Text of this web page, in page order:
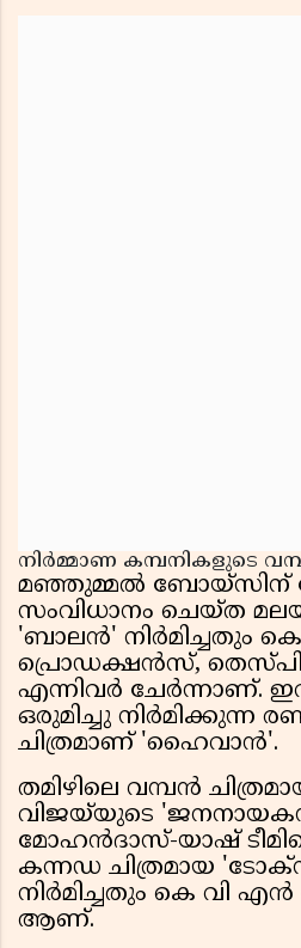
നിർമ്മാണ കമ്പനികളുടെ
മഞ്ഞുമ്മൽ ബോയ്സിന്
സംവിധാനം ചെയ്ത
'ബാലൻ' നിർമിച്ചതും
പ്രൊഡക്ഷൻസ്,
എന്നിവർ ചേർന്നാണ്.
ഒരുമിച്ചു നിർമിക്കുന്ന
ചിത്രമാണ് 'ഹൈവാൻ'.
തമിഴിലെ വമ്പൻ
വിജയ്‌യുടെ
മോഹൻദാസ്-യാഷ്
കന്നഡ ചിത്രമായ
നിർമിച്ചതും കെ വി
ആണ്.